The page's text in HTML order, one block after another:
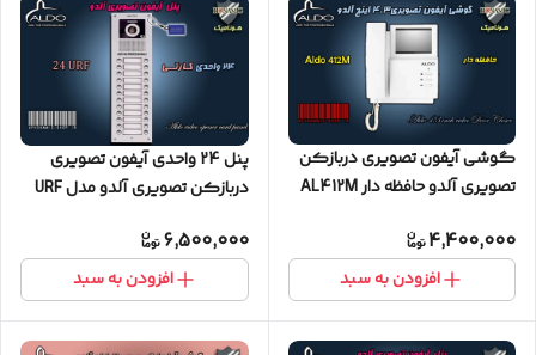
گوشی آیفون تصویری دربازکن
تصویری آلدو حافظه دار AL412M
4,400,000
افزودن به سبد
پنل 24 واحدی آیفون تصویری
دربازکن تصویری آلدو مدل URF
6,500,000
افزودن به سبد